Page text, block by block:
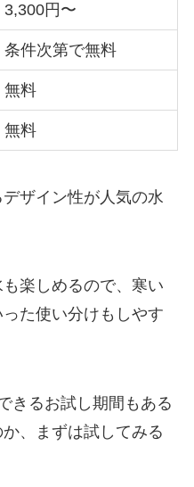
3,300円〜
条件次第で無料
無料
無料
ザイン性が人気の水
楽しめるので、寒い
た使い分けもしやす
きるお試し期間 もある
、まずは試してみる